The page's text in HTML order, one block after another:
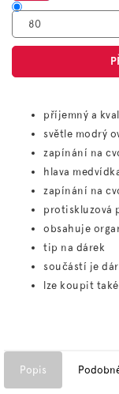
příjemný a
světle modrý
zapínání na
hlava
zapínání na
protiskluzová
obsahuje
tip na dárek
součástí je
lze koupit
Popis